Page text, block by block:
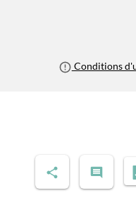
Conditions